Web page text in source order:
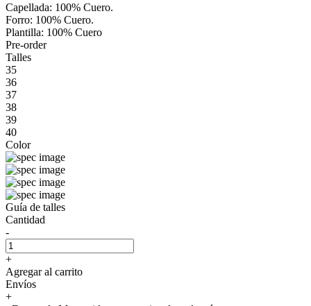
Capellada: 100% Cuero.
Forro: 100% Cuero.
Plantilla: 100% Cuero
Pre-order
Talles
35
36
37
38
39
40
Color
Guía de talles
Cantidad
-
+
Agregar al carrito
Envíos
+